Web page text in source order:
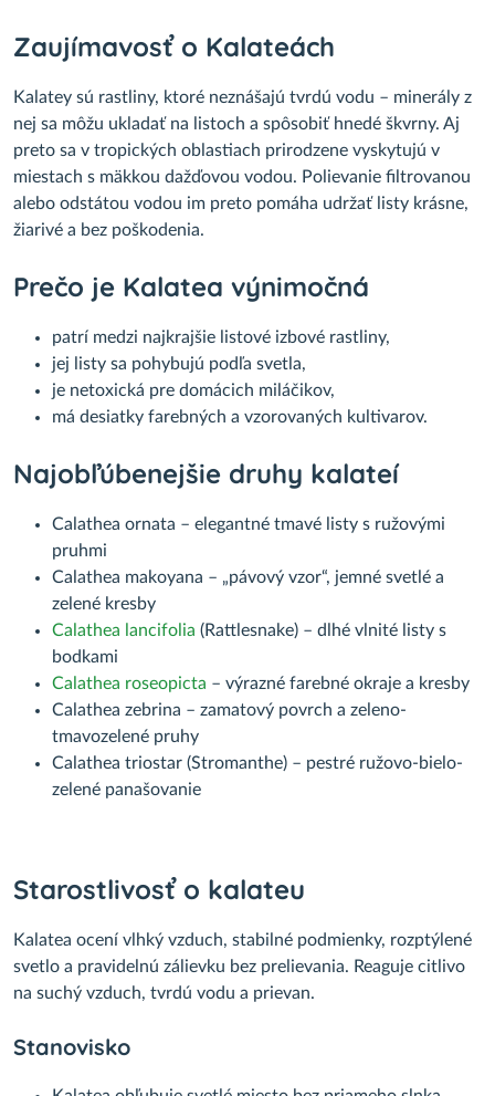
Zaujímavosť o Kalateách
Kalatey sú rastliny, ktoré neznášajú tvrdú vodu – minerály z
nej sa môžu ukladať na listoch a spôsobiť hnedé škvrny. Aj
preto sa v tropických oblastiach prirodzene vyskytujú v
miestach s mäkkou dažďovou vodou. Polievanie filtrovanou
alebo odstátou vodou im preto pomáha udržať listy krásne,
žiarivé a bez poškodenia.
Prečo je Kalatea výnimočná
patrí medzi najkrajšie listové izbové rastliny,
jej listy sa pohybujú podľa svetla,
je netoxická pre domácich miláčikov,
má desiatky farebných a vzorovaných kultivarov.
Najobľúbenejšie druhy kalateí
Calathea ornata – elegantné tmavé listy s ružovými
pruhmi
Calathea makoyana – „pávový vzor“, jemné svetlé a
zelené kresby
Calathea lancifolia (Rattlesnake) – dlhé vlnité listy s
bodkami
Calathea roseopicta – výrazné farebné okraje a kresby
Calathea zebrina – zamatový povrch a zeleno-
tmavozelené pruhy
Calathea triostar (Stromanthe) – pestré ružovo-bielo-
zelené panašovanie
Starostlivosť o kalateu
Kalatea ocení vlhký vzduch, stabilné podmienky, rozptýlené
svetlo a pravidelnú zálievku bez prelievania. Reaguje citlivo
na suchý vzduch, tvrdú vodu a prievan.
Stanovisko